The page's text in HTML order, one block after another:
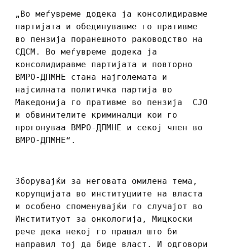
„Во меѓувреме додека ја консолидиравме
партијата и обединувавме го пративме
во пензија поранешното раководство на
СДСМ. Во меѓувреме додека ја
консолидиравме партијата и повторно
ВМРО-ДПМНЕ стана најголемата и
најсилната политичка партија во
Македонија го пративме во пензија СЈО
и обвинителите криминалци кои го
прогонуваа ВМРО-ДПМНЕ и секој член во
ВМРО-ДПМНЕ“.
Зборувајќи за неговата омилена тема,
корупцијата во институциите на власта
и особено споменувајќи го случајот во
Инстититуот за онкологија, Мицкоски
рече дека некој го прашал што би
направил тој да биде власт. И одговори